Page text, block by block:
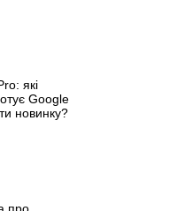
які
Google
новинку?